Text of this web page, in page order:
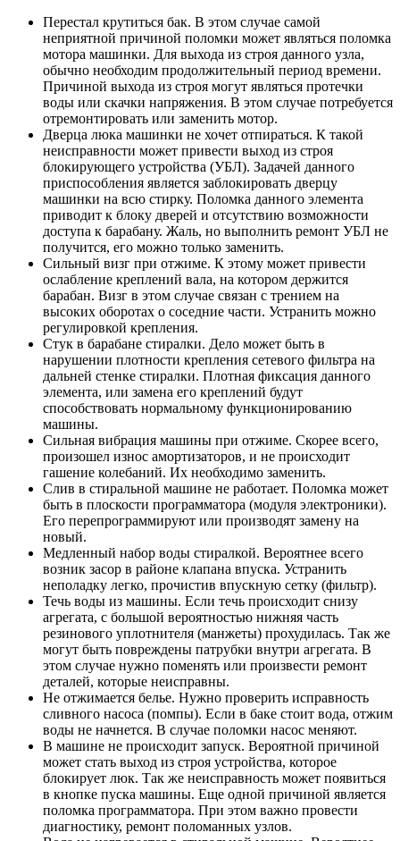
Перестал крутиться бак. В этом случае самой
неприятной причиной поломки может являться поломка
мотора машинки. Для выхода из строя данного узла,
обычно необходим продолжительный период времени.
Причиной выхода из строя могут являться протечки
воды или скачки напряжения. В этом случае потребуется
отремонтировать или заменить мотор.
Дверца люка машинки не хочет отпираться. К такой
неисправности может привести выход из строя
блокирующего устройства (УБЛ). Задачей данного
приспособления является заблокировать дверцу
машинки на всю стирку. Поломка данного элемента
приводит к блоку дверей и отсутствию возможности
доступа к барабану. Жаль, но выполнить ремонт УБЛ не
получится, его можно только заменить.
Сильный визг при отжиме. К этому может привести
ослабление креплений вала, на котором держится
барабан. Визг в этом случае связан с трением на
высоких оборотах о соседние части. Устранить можно
регулировкой крепления.
Стук в барабане стиралки. Дело может быть в
нарушении плотности крепления сетевого фильтра на
дальней стенке стиралки. Плотная фиксация данного
элемента, или замена его креплений будут
способствовать нормальному функционированию
машины.
Сильная вибрация машины при отжиме. Скорее всего,
произошел износ амортизаторов, и не происходит
гашение колебаний. Их необходимо заменить.
Слив в стиральной машине не работает. Поломка может
быть в плоскости программатора (модуля электроники).
Его перепрограммируют или производят замену на
новый.
Медленный набор воды стиралкой. Вероятнее всего
возник засор в районе клапана впуска. Устранить
неполадку легко, прочистив впускную сетку (фильтр).
Течь воды из машины. Если течь происходит снизу
агрегата, с большой вероятностью нижняя часть
резинового уплотнителя (манжеты) прохудилась. Так же
могут быть повреждены патрубки внутри агрегата. В
этом случае нужно поменять или произвести ремонт
деталей, которые неисправны.
Не отжимается белье. Нужно проверить исправность
сливного насоса (помпы). Если в баке стоит вода, отжим
воды не начнется. В случае поломки насос меняют.
В машине не происходит запуск. Вероятной причиной
может стать выход из строя устройства, которое
блокирует люк. Так же неисправность может появиться
в кнопке пуска машины. Еще одной причиной является
поломка программатора. При этом важно провести
диагностику, ремонт поломанных узлов.